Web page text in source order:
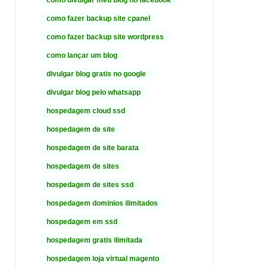
como fazer backup site cpanel
como fazer backup site wordpress
como lançar um blog
divulgar blog gratis no google
divulgar blog pelo whatsapp
hospedagem cloud ssd
hospedagem de site
hospedagem de site barata
hospedagem de sites
hospedagem de sites ssd
hospedagem dominios ilimitados
hospedagem em ssd
hospedagem gratis ilimitada
hospedagem loja virtual magento